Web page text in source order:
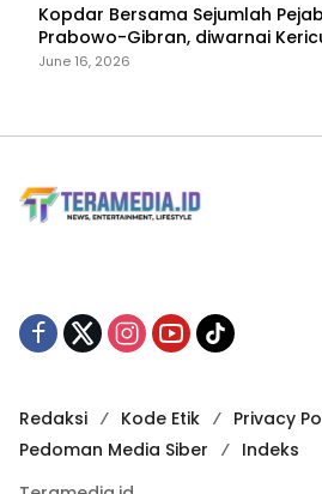
Kopdar Bersama Sejumlah
Prabowo-Gibran, diwarnai
June 16, 2026
Redaksi Kode Etik Privacy
Pedoman Media Siber
Indeks